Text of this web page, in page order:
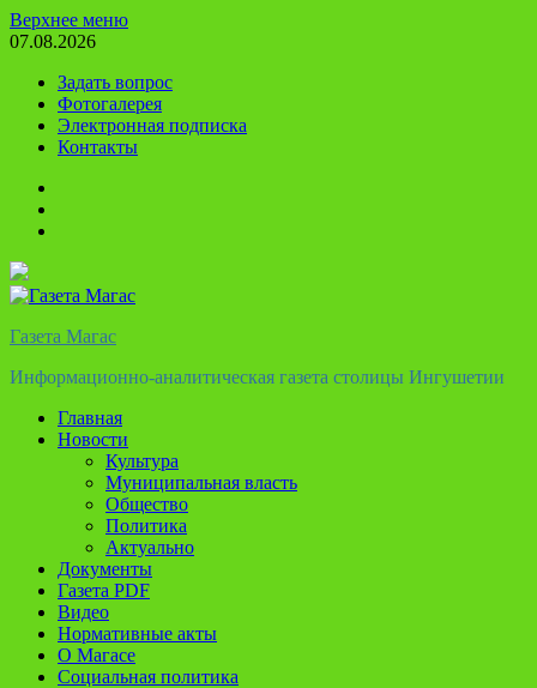
Перейти
к
Верхнее меню
07.08.2026
Задать вопрос
Фотогалерея
Электронная подписка
Контакты
Газета Магас
Информационно-аналитическая газета столицы Ингушетии
Главная
Новости
Культура
Муниципальная власть
Общество
Политика
Актуально
Документы
Газета PDF
Видео
Нормативные акты
О Магасе
Социальная политика